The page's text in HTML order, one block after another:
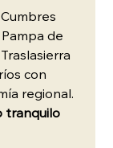
de
con
regional.
tranquilo